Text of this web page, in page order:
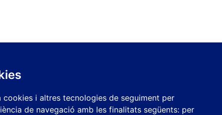
i altres tecnologies de seguiment per
de navegació amb les finalitats següents: per